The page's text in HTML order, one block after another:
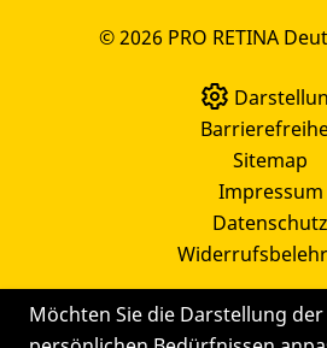
Möchten Sie die Darstellung
© 2026 PRO RETINA
Sitemap
Impressum
Datenschutz